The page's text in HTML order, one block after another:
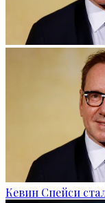
Кевин Спейси